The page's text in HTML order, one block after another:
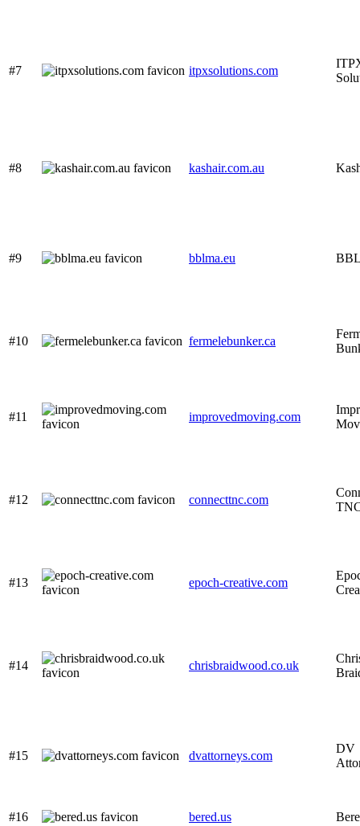
#7 itpxsolutions.com
#8 kashair.com.au
#9 bblma.eu
#10 fermelebunker.ca
#11 improvedmoving.com
#12 connecttnc.com
#13 epoch-creative.com
#14 chrisbraidwood.co.uk
#15 dvattorneys.com
DV
#16 bered.us